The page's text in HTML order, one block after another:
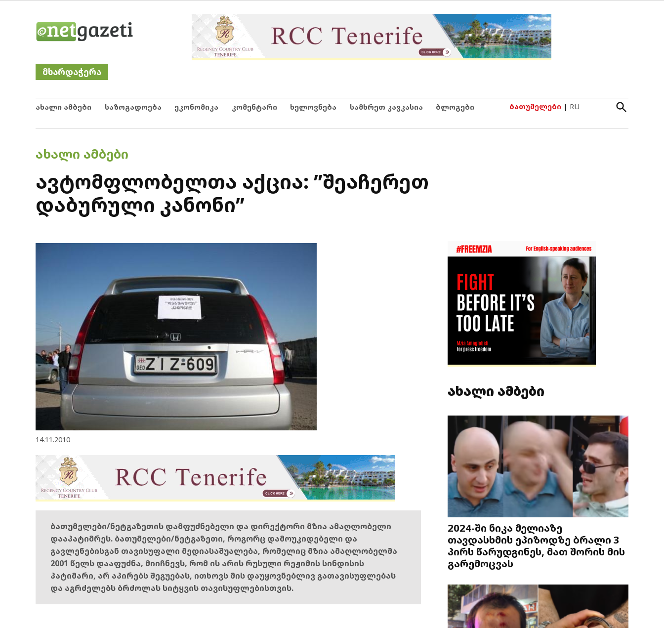
Netgazeti
მხარდაჭერა
ახალი ამბები საზოგადოება ეკონომიკა კომენტარი ხელოვნება სამხრეთ კავკასია ბლოგები ბათუმელები | RU
Open
Search
POSTED
ᲐᲮᲐᲚᲘ ᲐᲛᲑᲔᲑᲘ
ავტომფლობელთა აქცია: ”შეაჩერეთ
დაბურული კანონი”
14.11.2010
ბათუმელები/ნეტგაზეთის დამფუძნებელი და დირექტორი მზია ამაღლობელი
დააპატიმრეს. ბათუმელები/ნეტგაზეთი, როგორც დამოუკიდებელი და
გავლენებისგან თავისუფალი მედიასაშუალება, რომელიც მზია ამაღლობელმა
2001 წელს დააფუძნა, მიიჩნევს, რომ ის არის რუსული რეჟიმის სინდისის
პატიმარი, არ აპირებს შეგუებას, ითხოვს მის დაუყოვნებლივ გათავისუფლებას
და აგრძელებს ბრძოლას სიტყვის თავისუფლებისთვის.
ახალი ამბები
2024-ში ნიკა მელიაზე
თავდასხმის ეპიზოდზე ბრალი 3
პირს წარუდგინეს, მათ შორის მის
გარემოცვას